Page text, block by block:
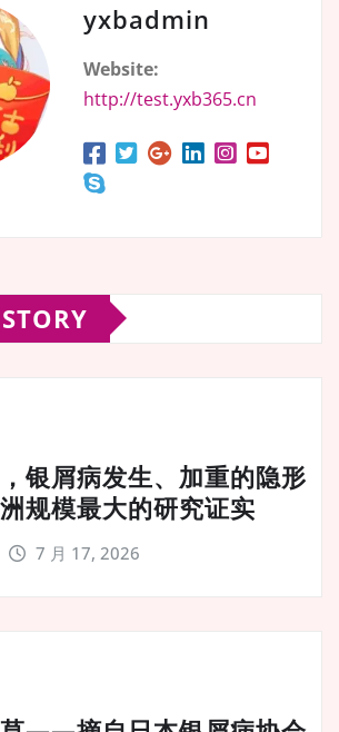
yxbadmin
Website:
http://test.yxb365.cn
银屑病发生、加重的隐形
规模最大的研究证实
7 月 17, 2026